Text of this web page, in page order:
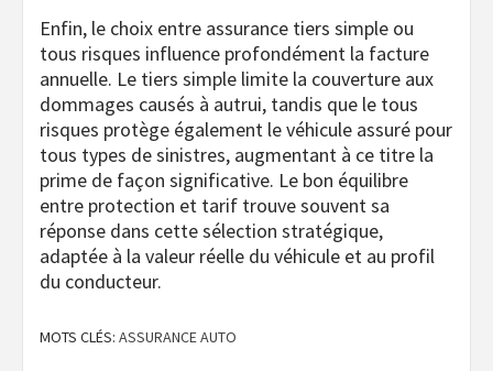
Enfin, le choix entre assurance tiers simple ou
tous risques influence profondément la facture
annuelle. Le tiers simple limite la couverture aux
dommages causés à autrui, tandis que le tous
risques protège également le véhicule assuré pour
tous types de sinistres, augmentant à ce titre la
prime de façon significative. Le bon équilibre
entre protection et tarif trouve souvent sa
réponse dans cette sélection stratégique,
adaptée à la valeur réelle du véhicule et au profil
du conducteur.
MOTS CLÉS: ASSURANCE AUTO